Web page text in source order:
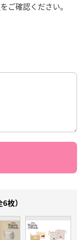
をご確認ください。
枚）